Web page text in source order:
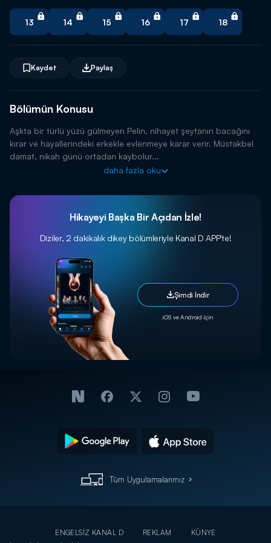
Bölümün Konusu
Aşkta bir türlü yüzü gülmeyen Pelin, nihayet şeytanın bacağını
kırar ve hayallerindeki erkekle evlenmeye karar verir. Müstakbel
damat, nikah günü ortadan kaybolur...
daha fazla oku
Kaydet Paylaş
13 14 15 16 17 18
Hikayeyi Başka Bir Açıdan İzle!
Diziler, 2 dakikalık dikey bölümleriyle Kanal D APP'te!
Şimdi İndir
iOS ve Android için
Tüm Uygulamalarımız
ENGELSİZ KANAL D REKLAM
KÜNYE